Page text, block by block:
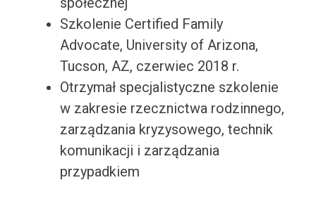
Szkolenie Certified Family
Advocate, University of Arizona,
Tucson, AZ, czerwiec 2018 r.
Otrzymał specjalistyczne szkolenie
w zakresie rzecznictwa rodzinnego,
zarządzania kryzysowego, technik
komunikacji i zarządzania
przypadkiem